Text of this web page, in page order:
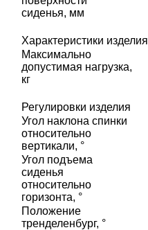
сиденья, мм
Характеристики изделия
Максимально
допустимая нагрузка,
кг
Регулировки изделия
Угол наклона спинки
относительно
вертикали, °
Угол подъема
сиденья
относительно
горизонта, °
Положение
тренделенбург, °